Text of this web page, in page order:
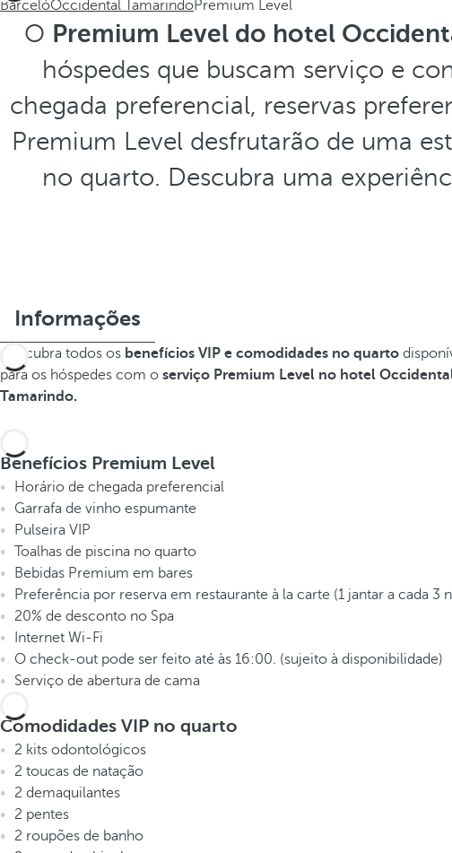
BarcelóOccidental TamarindoPremium Level
O Premium Level do hotel
hóspedes que buscam serviço e
chegada preferencial, reservas
Premium Level desfrutarão de uma
no quarto. Descubra uma
Informações
Descubra todos os benefícios VIP e comodidades no quarto
para os hóspedes com o serviço Premium Level no hotel
Tamarindo.
Benefícios Premium Level
Horário de chegada preferencial
Garrafa de vinho espumante
Pulseira VIP
Toalhas de piscina no quarto
Bebidas Premium em bares
Preferência por reserva em restaurante à la carte (1 jantar a cada 3
20% de desconto no Spa
Internet Wi-Fi
O check-out pode ser feito até às 16:00. (sujeito à disponibilidade)
Serviço de abertura de cama
Comodidades VIP no quarto
2 kits odontológicos
2 toucas de natação
2 demaquilantes
2 pentes
2 roupões de banho